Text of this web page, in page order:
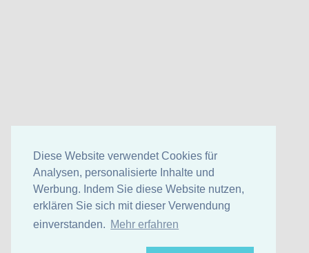
Diese Website verwendet Cookies für
Analysen, personalisierte Inhalte und
Werbung. Indem Sie diese Website nutzen,
erklären Sie sich mit dieser Verwendung
einverstanden. Mehr erfahren